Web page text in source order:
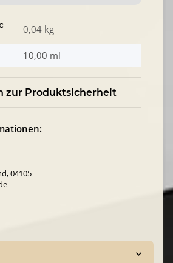
0,04 kg
10,00 ml
zur Produktsicherheit
04105